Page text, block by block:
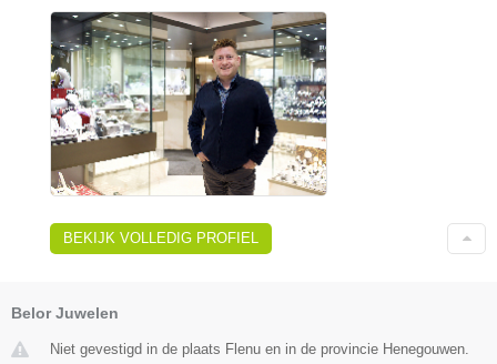
BEKIJK VOLLEDIG PROFIEL
Belor Juwelen
Niet gevestigd in de plaats Flenu en in de provincie Henegouwen.